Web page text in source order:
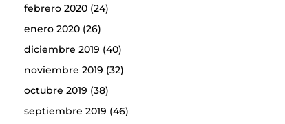
febrero 2020(24)
enero 2020(26)
diciembre 2019 (40)
noviembre 2019 (32)
octubre 2019 (38)
septiembre 2019 (46)